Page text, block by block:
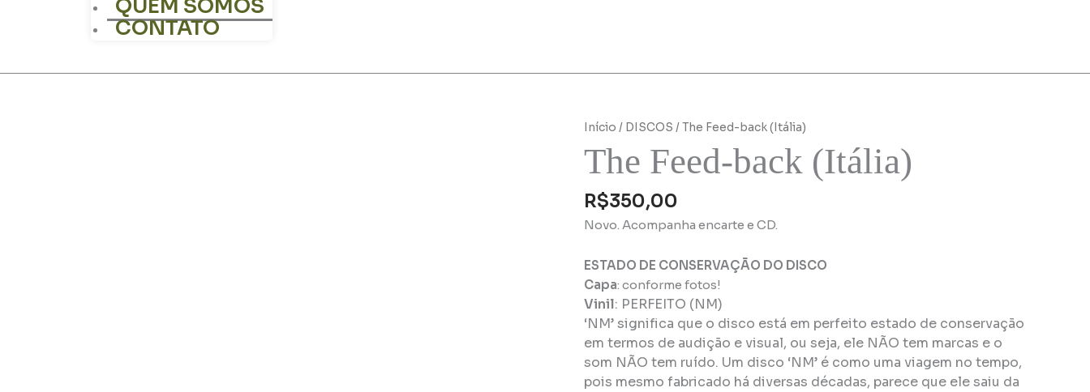
QUEM SOMOS
CONTATO
Início / DISCOS / The Feed-back (Itália)
The Feed-back (Itália)
R$350,00
Novo. Acompanha encarte e CD.
ESTADO DE CONSERVAÇÃO DO DISCO
Capa: conforme fotos!
Vinil: PERFEITO (NM)
‘NM’ significa que o disco está em perfeito estado de conservação
em termos de audição e visual, ou seja, ele NÃO tem marcas e o
som NÃO tem ruído. Um disco ‘NM’ é como uma viagem no tempo,
pois mesmo fabricado há diversas décadas, parece que ele saiu da